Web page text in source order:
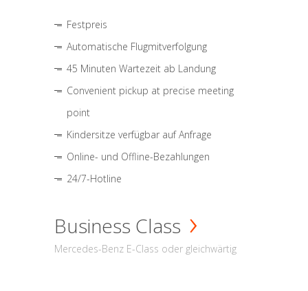
Festpreis
Automatische Flugmitverfolgung
45 Minuten Wartezeit ab Landung
Convenient pickup at precise meeting
point
Kindersitze verfügbar auf Anfrage
Online- und Offline-Bezahlungen
24/7-Hotline
Business Class
Mercedes-Benz E-Class oder gleichwärtig